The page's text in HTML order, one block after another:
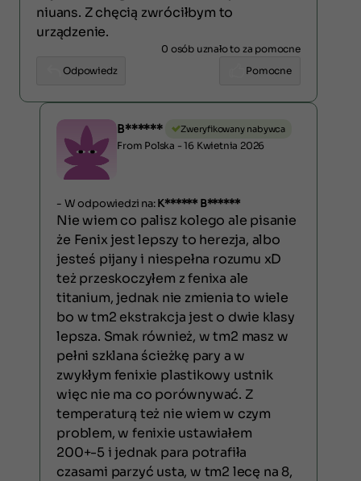
niuans. Z chęcią zwróciłbym to
urządzenie.
0 osób uznało to za pomocne
Odpowiedz
Pomocne
B****** Zweryfikowany nabywca
From Polska - 16 Kwietnia 2026
- W odpowiedzi na:K****** B******
Nie wiem co palisz kolego ale pisanie
że Fenix jest lepszy to herezja, albo
jesteś pijany i niespełna rozumu xD
też przeskoczyłem z fenixa ale
titanium, jednak nie zmienia to wiele
bo w tm2 ekstrakcja jest o dwie klasy
lepsza. Smak również, w tm2 masz w
pełni szklana ścieżkę pary a w
zwykłym fenixie plastikowy ustnik
więc nie ma co porównywać. Z
temperaturą też nie wiem w czym
problem, w fenixie ustawiałem
200+-5 i jednak para potrafiła
czasami parzyć usta, w tm2 lecę na 8,